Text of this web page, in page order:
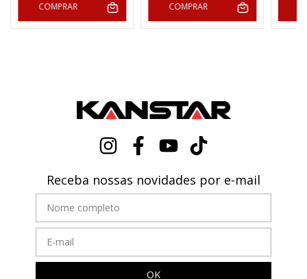
COMPRAR
COMPRAR
Receba nossas novidades por e-mail